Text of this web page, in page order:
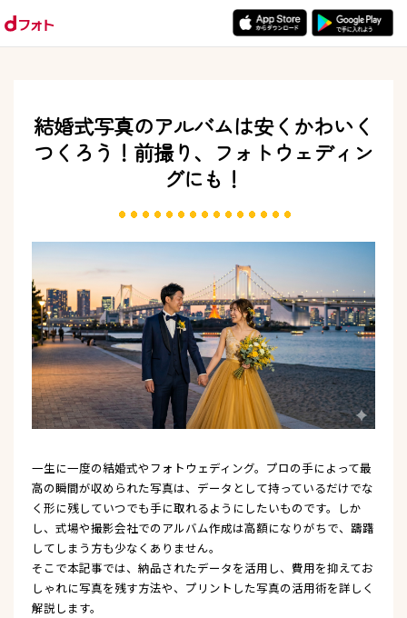
結婚式写真のアルバムは安くかわいく
つくろう！ 前撮り、フォトウェディン
グにも！
一生に一度の結婚式やフォトウェディング。プロの手によって最
高の瞬間が収められた写真は、データとして持っているだけでな
く形に残していつでも手に取れるようにしたいものです。しか
し、式場や撮影会社でのアルバム作成は高額になりがちで、躊躇
してしまう方も少なくありません。
そこで本記事では、納品されたデータを活用し、費用を抑えてお
しゃれに写真を残す方法や、プリントした写真の活用術を詳しく
解説します。